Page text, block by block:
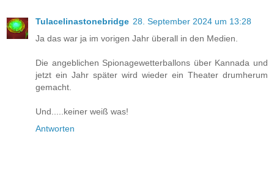
Tulacelinastonebridge 28. September 2024 um 13:28
Ja das war ja im vorigen Jahr überall in den Medien.
Die angeblichen Spionagewetterballons über Kannada und
jetzt ein Jahr später wird wieder ein Theater drumherum
gemacht.
Und.....keiner weiß was!
Antworten